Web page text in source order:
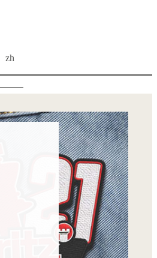
zh